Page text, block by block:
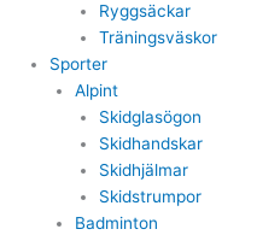
Ryggsäckar
Träningsväskor
Sporter
Alpint
Skidglasögon
Skidhandskar
Skidhjälmar
Skidstrumpor
Badminton